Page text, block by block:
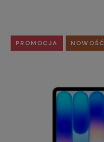
PROMOCJA NOWOŚĆ